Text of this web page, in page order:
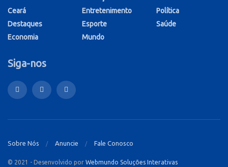
Ceará
Destaques
Economia
Entretenimento
Esporte
Mundo
Política
Saúde
Siga-nos
Sobre Nós Anuncie Fale Conosco
© 2021 - Desenvolvido por Webmundo Soluções Interativas